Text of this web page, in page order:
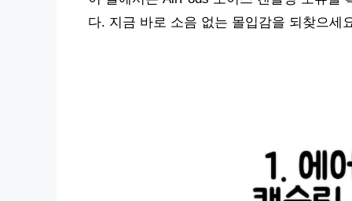
다. 지금 바로 소음 없는 몰입감을 되찾으세